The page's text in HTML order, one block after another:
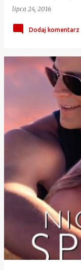
lipca 24, 2016
Dodaj komentarz